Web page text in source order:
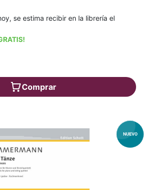
se estima recibir en la librería el
Comprar